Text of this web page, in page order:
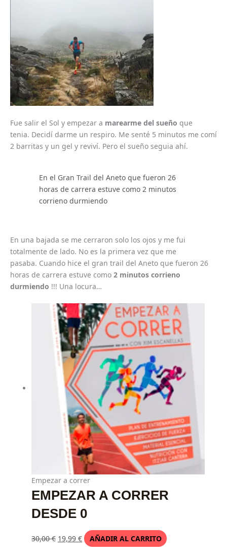
Fue salir el Sol y empezar a marearme del sueño que
tenia. Decidí darme un respiro. Me senté 5 minutos me comí
2 barritas y un gel y reviví. Pero el sueño seguia ahí.
En el Gran Trail del Aneto que fueron 26
horas de carrera estuve como 2 minutos
corrieno durmiendo
En una bajada se me cerraron solo los ojos y me fui
totalmente de lado. No es la primera vez que me
pasaba. Cuando hice el gran trail del Aneto que fueron 26
horas de carrera estuve como 2 minutos corrieno
durmiendo !!! Una locura…
Empezar a correr
EMPEZAR A CORRER
DESDE 0
30,00€ 19,99 € AÑADIR AL CARRITO